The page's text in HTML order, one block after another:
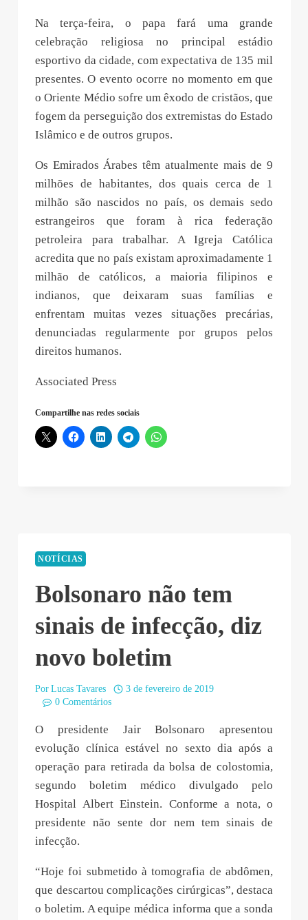
Na terça-feira, o papa fará uma grande
celebração religiosa no principal estádio
esportivo da cidade, com expectativa de 135 mil
presentes. O evento ocorre no momento em que
o Oriente Médio sofre um êxodo de cristãos, que
fogem da perseguição dos extremistas do Estado
Islâmico e de outros grupos.
Os Emirados Árabes têm atualmente mais de 9
milhões de habitantes, dos quais cerca de 1
milhão são nascidos no país, os demais sedo
estrangeiros que foram à rica federação
petroleira para trabalhar. A Igreja Católica
acredita que no país existam aproximadamente 1
milhão de católicos, a maioria filipinos e
indianos, que deixaram suas famílias e
enfrentam muitas vezes situações precárias,
denunciadas regularmente por grupos pelos
direitos humanos.
Associated Press
Compartilhe nas redes sociais
NOTÍCIAS
Bolsonaro não tem
sinais de infecção, diz
novo boletim
Por Lucas Tavares
3 de fevereiro de 2019
0 Comentários
O presidente Jair Bolsonaro apresentou
evolução clínica estável no sexto dia após a
operação para retirada da bolsa de colostomia,
segundo boletim médico divulgado pelo
Hospital Albert Einstein. Conforme a nota, o
presidente não sente dor nem tem sinais de
infecção.
“Hoje foi submetido à tomografia de abdômen,
que descartou complicações cirúrgicas”, destaca
o boletim. A equipe médica informa que a sonda